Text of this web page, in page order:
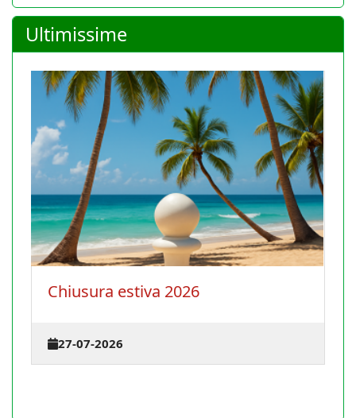
Ultimissime
La Conferenza degli istruttori si
23-07-2026